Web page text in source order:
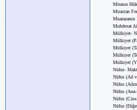
Mirasın
Mirastan
Muhdesat
Mülkiyet-
Mülkiyet
Mülkiyet
Mülkiyet
Mülkiyet
Nüfus-
Nüfus (Ad
Nüfus
Nüfus
Nüfus
Nüfus